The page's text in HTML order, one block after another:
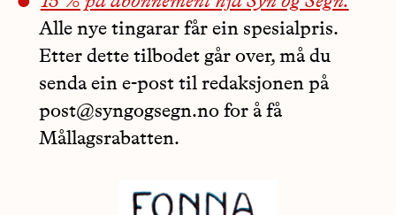
Alle nye tingarar får ein spesialpris.
Etter dette tilbodet går over, må du
senda ein e-post til redaksjonen på
post@syngogsegn.no for å få
Mållagsrabatten.